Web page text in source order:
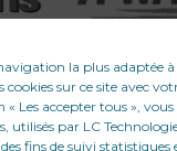
la plus adaptée à
cookies sur ce site avec
Les accepter tous »,
utilisés par LC
des fins de suivi